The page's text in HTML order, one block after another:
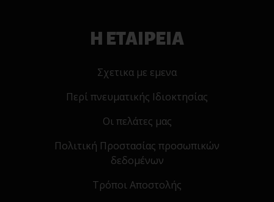
Η ΕΤΑΙΡΕΙΑ
Σχετικα με εμενα
Περί πνευματικής Ιδιοκτησίας
Οι πελάτες μας
Πολιτική Προστασίας προσωπικών
δεδομένων
Τρόποι Αποστολής